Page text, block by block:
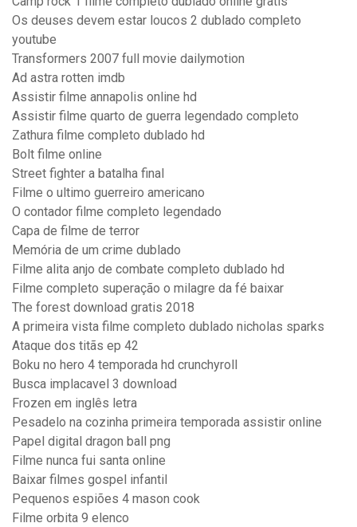
Os deuses devem estar loucos 2 dublado completo
youtube
Transformers 2007 full movie dailymotion
Ad astra rotten imdb
Assistir filme annapolis online hd
Assistir filme quarto de guerra legendado completo
Zathura filme completo dublado hd
Bolt filme online
Street fighter a batalha final
Filme o ultimo guerreiro americano
O contador filme completo legendado
Capa de filme de terror
Memória de um crime dublado
Filme alita anjo de combate completo dublado hd
Filme completo superação o milagre da fé baixar
The forest download gratis 2018
A primeira vista filme completo dublado nicholas sparks
Ataque dos titãs ep 42
Boku no hero 4 temporada hd crunchyroll
Busca implacavel 3 download
Frozen em inglês letra
Pesadelo na cozinha primeira temporada assistir online
Papel digital dragon ball png
Filme nunca fui santa online
Baixar filmes gospel infantil
Pequenos espiões 4 mason cook
Filme orbita 9 elenco